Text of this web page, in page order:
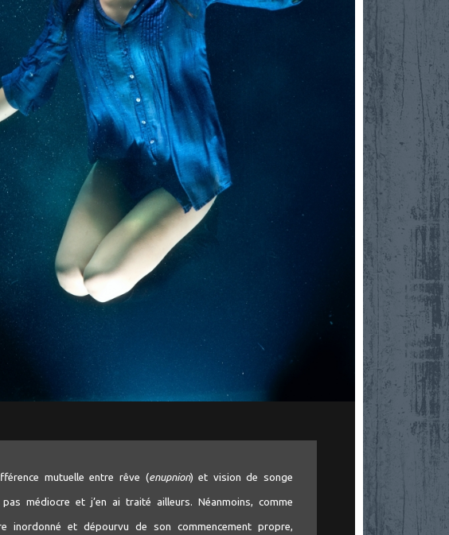
mutuelle entre rêve (enupnion) et vision de songe
médiocre et j’en ai traité ailleurs. Néanmoins, comme
inordonné et dépourvu de son commencement propre,